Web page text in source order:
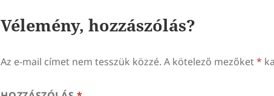
Vélemény, hozzászólás?
Az e-mail címet nem tesszük közzé. A kötelező mezőket*